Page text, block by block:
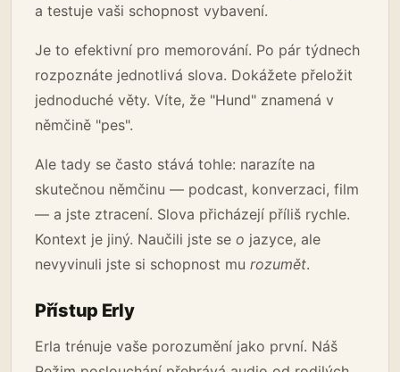
a testuje vaši schopnost vybavení.
Je to efektivní pro memorování. Po pár týdnech
rozpoznáte jednotlivá slova. Dokážete přeložit
jednoduché věty. Víte, že "Hund" znamená v
němčině "pes".
Ale tady se často stává tohle: narazíte na
skutečnou němčinu — podcast, konverzaci, film
— a jste ztracení. Slova přicházejí příliš rychle.
Kontext je jiný. Naučili jste se o jazyce, ale
nevyvinuli jste si schopnost mu rozumět.
Přístup Erly
Erla trénuje vaše porozumění jako první. Náš